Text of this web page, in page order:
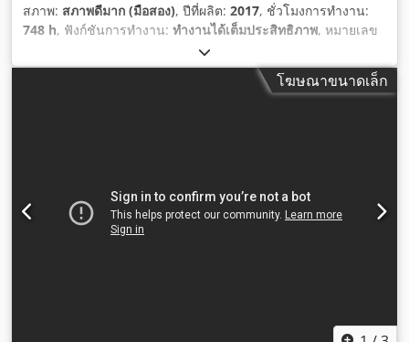
สภาพ: สภาพดีมาก (มือสอง), ปีที่ผลิต: 2017, ชั่วโมงการทำงาน:
748 h, ฟังก์ชันการทำงาน: ทำงานได้เต็มประสิทธิภาพ, หมายเลข
5231847, ประเภทกระแสไฟฟ้าที่เข้ามา:
สามเฟส, ความกว้างทั้งหมด:3,988 มม, ความยาวทั้งหมด:4,740
, แรงดันไฟฟ้าขาเข้า:400 V, ข้อต่อ
โฆษณาขนาดเล็ก